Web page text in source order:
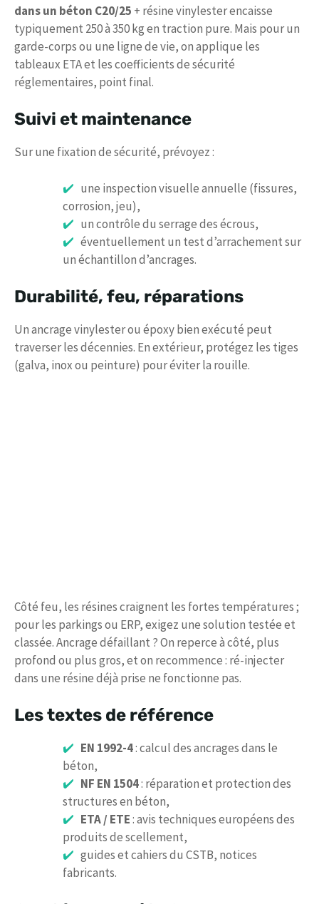
dans un béton C20/25 + résine vinylester encaisse
typiquement 250 à 350 kg en traction pure. Mais pour un
garde-corps ou une ligne de vie, on applique les
tableaux ETA et les coefficients de sécurité
réglementaires, point final.
Suivi et maintenance
Sur une fixation de sécurité, prévoyez :
une inspection visuelle annuelle (fissures,
corrosion, jeu),
un contrôle du serrage des écrous,
éventuellement un test d’arrachement sur
un échantillon d’ancrages.
Durabilité, feu, réparations
Un ancrage vinylester ou époxy bien exécuté peut
traverser les décennies. En extérieur, protégez les tiges
(galva, inox ou peinture) pour éviter la rouille.
Côté feu, les résines craignent les fortes températures ;
pour les parkings ou ERP, exigez une solution testée et
classée. Ancrage défaillant ? On reperce à côté, plus
profond ou plus gros, et on recommence : ré-injecter
dans une résine déjà prise ne fonctionne pas.
Les textes de référence
EN 1992-4: calcul des ancrages dans le
béton,
NF EN 1504: réparation et protection des
structures en béton,
ETA / ETE: avis techniques européens des
produits de scellement,
guides et cahiers du CSTB, notices
fabricants.